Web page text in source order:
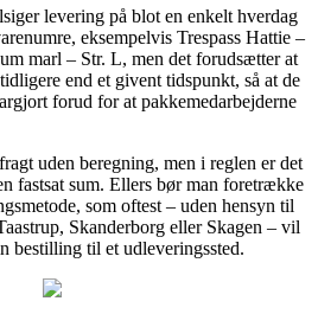
levering på blot en enkelt hverdag
eksempelvis Trespass Hattie –
marl – Str. L, men det forudsætter at
end et givent tidspunkt, så at de
forud for at pakkemedarbejderne
uden beregning, men i reglen er det
fastsat sum. Ellers bør man foretrække
som oftest – uden hensyn til
Skanderborg eller Skagen – vil
bestilling til et udleveringssted.